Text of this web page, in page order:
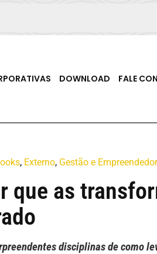
DOWNLOAD FALE
, Externo, Gestão e
que as
disciplinas de como